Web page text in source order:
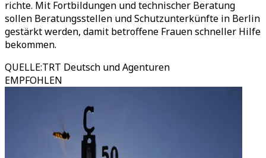
richte. Mit Fortbildungen und technischer Beratung
sollen Beratungsstellen und Schutzunterkünfte in Berlin
gestärkt werden, damit betroffene Frauen schneller Hilfe
bekommen.
QUELLE:TRT Deutsch und Agenturen
EMPFOHLEN